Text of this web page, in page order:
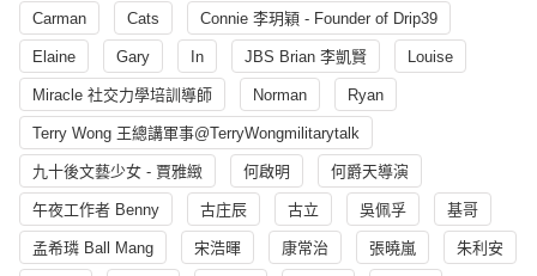
Carman Cats Connie 李玥穎 - Founder of Drip39
Elaine Gary In JBS Brian 李凱賢 Louise
Miracle 社交力學培訓導師 Norman Ryan
Terry Wong 王總講軍事@TerryWongmilitarytalk
九十後文藝少女 - 賈雅緻 何啟明 何爵天導演
午夜工作者 Benny 古庄辰 古立 吳佩孚 基哥
孟希璘 Ball Mang 宋浩暉 康常治 張曉嵐 朱利安